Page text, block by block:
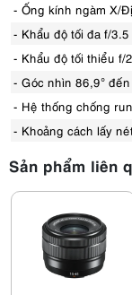
- Ống kính ngàm X/
- Khẩu độ tối đa f/
- Khẩu độ tối thiểu f/
- Góc nhìn 86,9° đến
- Hệ thống chống
- Khoảng cách lấy
Sản phẩm liên